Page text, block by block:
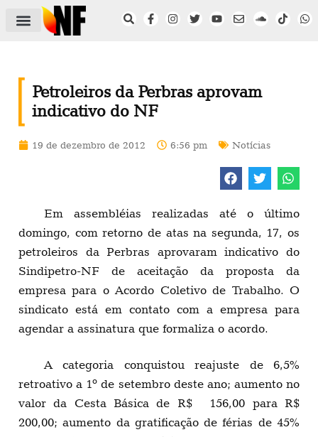
Petroleiros da Perbras aprovam
indicativo do NF
19 de dezembro de 2012 6:56 pm Notícias
Em assembléias realizadas até o último
domingo, com retorno de atas na segunda, 17, os
petroleiros da Perbras aprovaram indicativo do
Sindipetro-NF de aceitação da proposta da
empresa para o Acordo Coletivo de Trabalho. O
sindicato está em contato com a empresa para
agendar a assinatura que formaliza o acordo.
A categoria conquistou reajuste de 6,5%
retroativo a 1º de setembro deste ano; aumento no
valor da Cesta Básica de R$ 156,00 para R$
200,00; aumento da gratificação de férias de 45%